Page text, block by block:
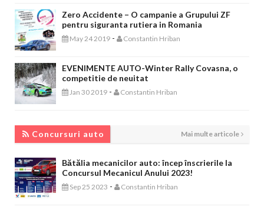
Zero Accidente – O campanie a Grupului ZF
pentru siguranta rutiera in Romania
May 24 2019 - Constantin Hriban
EVENIMENTE AUTO-Winter Rally Covasna, o
competitie de neuitat
Jan 30 2019 - Constantin Hriban
Concursuri auto Mai multe articole
Bătălia mecanicilor auto: încep înscrierile la
Concursul Mecanicul Anului 2023!
Sep 25 2023 - Constantin Hriban